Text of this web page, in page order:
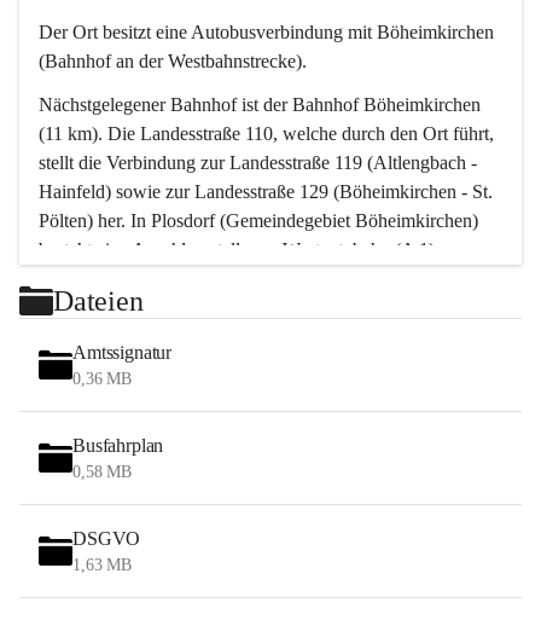
Der Ort besitzt eine Autobusverbindung mit Böheimkirchen
(Bahnhof an der Westbahnstrecke).
Nächstgelegener Bahnhof ist der Bahnhof Böheimkirchen
(11 km). Die Landesstraße 110, welche durch den Ort führt,
stellt die Verbindung zur Landesstraße 119 (Altlengbach -
Hainfeld) sowie zur Landesstraße 129 (Böheimkirchen - St.
Pölten) her. In Plosdorf (Gemeindegebiet Böheimkirchen)
besteht eine Anschlussstelle zur Westautobahn (A 1).
Wien erreicht man in ca. 45 Minuten.
Stössing zählt noch zum Naherholungsraum Wien sowie
zum Naherholungsraum St. Pölten. Viele Bauernhöfe hatten
„ihre Wiener“. Seit 1960 bauten viele Wiener
Wochenendhäuser im Gemeindegebiet. Wegen des
waldreichen Jagdgebietes haben viele Jagdpächter ihre
Das Wandern ist aus touristischer Sicht die bedeutendste
Tätigkeit. Das hügelige Gebiet mit Wanderwegen durch
Wiesen, Wälder und Obstkulturen lädt dazu ein. Gefördert
Dateien
Amtssignatur
0,36 MB
Busfahrplan
0,58 MB
DSGVO
1,63 MB